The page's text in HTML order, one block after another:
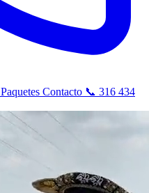
Paquetes Contacto 📞 316 434